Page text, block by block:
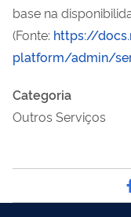
base na
(Fonte: https://
platform/admin/
Categoria
Outros Serviços